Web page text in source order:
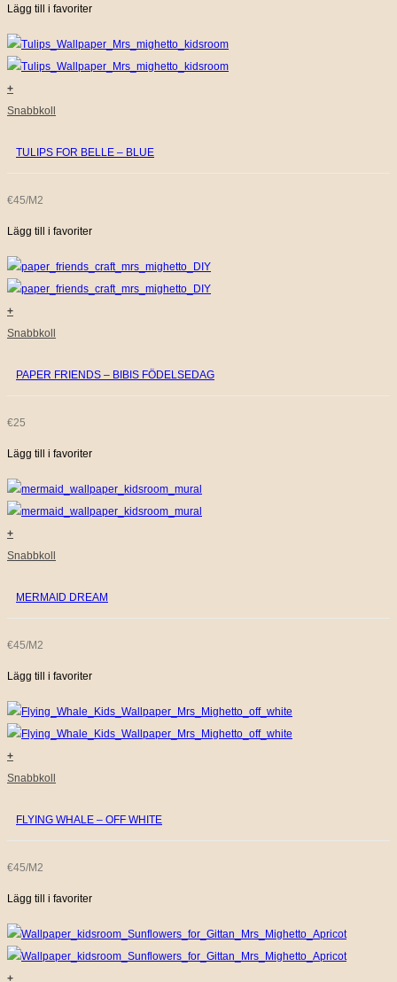
Lägg till i favoriter
+
Snabbkoll
TULIPS FOR BELLE – BLUE
€45/M2
Lägg till i favoriter
+
Snabbkoll
PAPER FRIENDS – BIBIS FÖDELSEDAG
€25
Lägg till i favoriter
+
Snabbkoll
MERMAID DREAM
€45/M2
Lägg till i favoriter
+
Snabbkoll
FLYING WHALE – OFF WHITE
€45/M2
Lägg till i favoriter
+